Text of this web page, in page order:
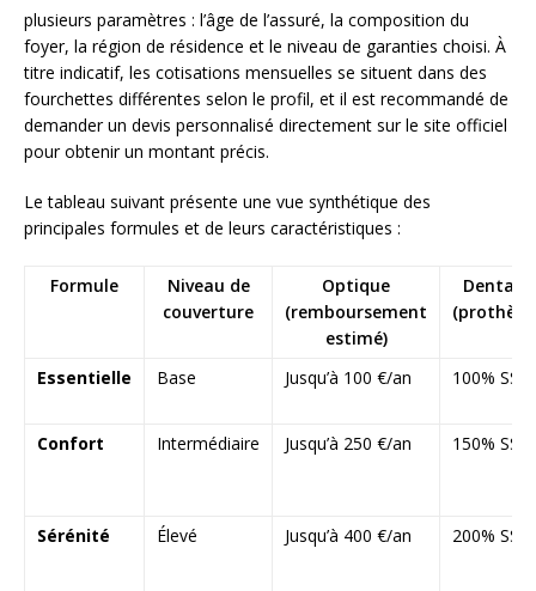
plusieurs paramètres : l’âge de l’assuré, la composition du
foyer, la région de résidence et le niveau de garanties choisi. À
titre indicatif, les cotisations mensuelles se situent dans des
fourchettes différentes selon le profil, et il est recommandé de
demander un devis personnalisé directement sur le site officiel
pour obtenir un montant précis.
Le tableau suivant présente une vue synthétique des
principales formules et de leurs caractéristiques :
Formule
Niveau de
couverture
Optique
(remboursement
estimé)
Dentaire
Essentielle Base Jusqu’à 100 €/an 100% SS
Confort Intermédiaire Jusqu’à 250 €/an 150% SS
Sérénité Élevé Jusqu’à 400 €/an 200% SS